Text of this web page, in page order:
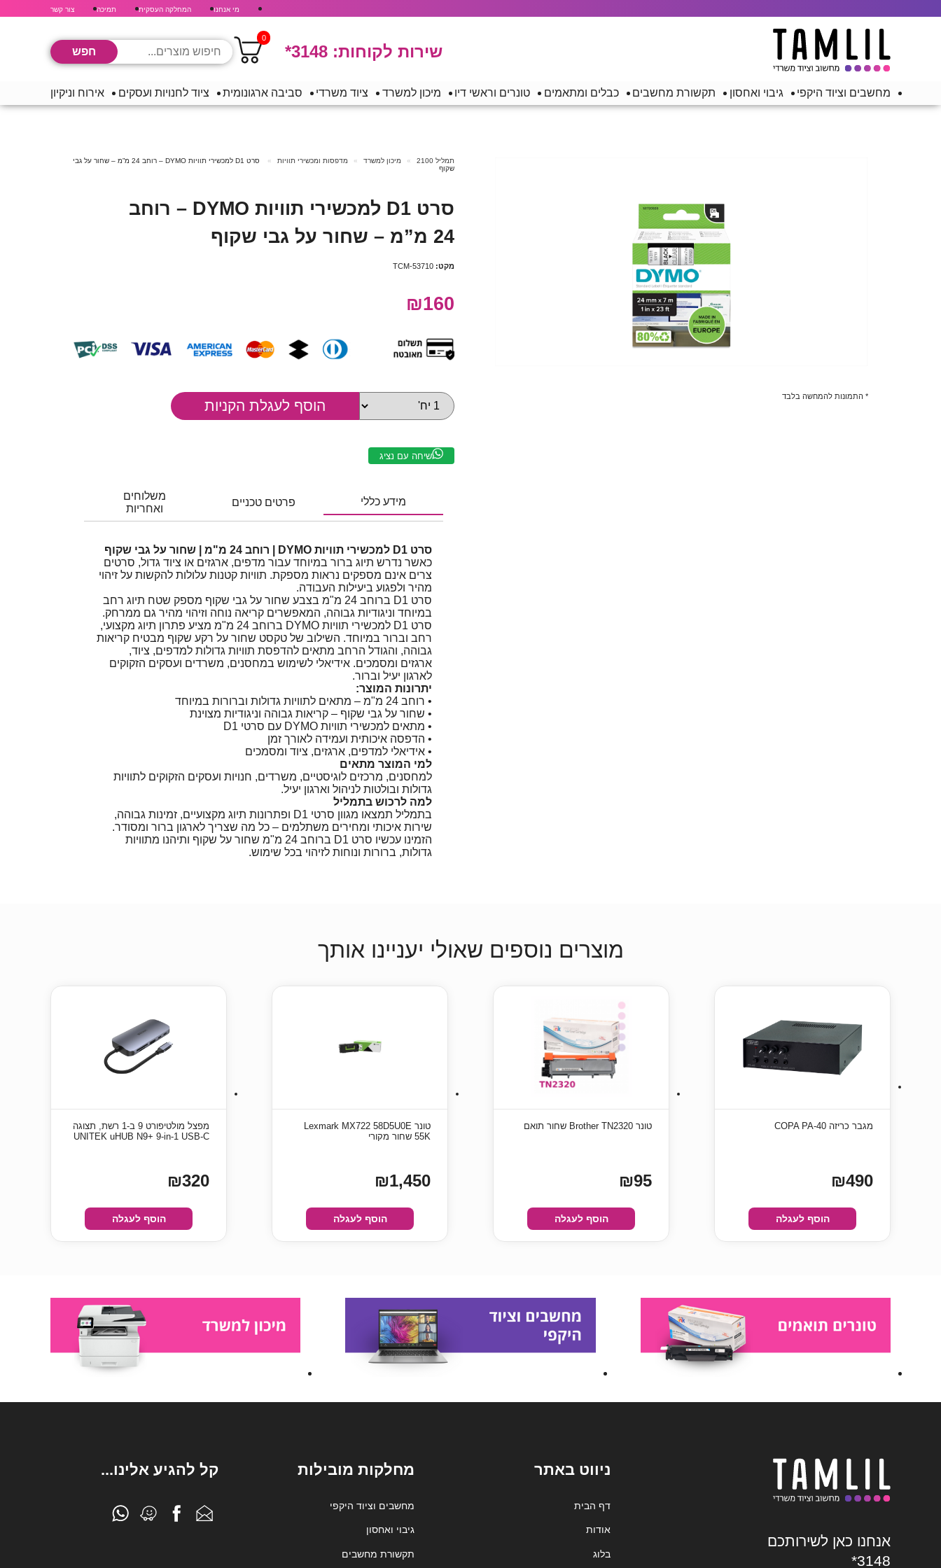
מי אנחנו המחלקה העסקית תמיכה צור קשר
שירות לקוחות: *3148
0
מחשבים וציוד היקפי גיבוי ואחסון תקשורת מחשבים כבלים ומתאמים טונרים וראשי דיו מיכון למשרד ציוד משרדי סביבה ארגונומית ציוד לחנויות ועסקים אירוח וניקיון
* התמונות להמחשה בלבד
תמליל 2100 מיכון למשרד מדפסות ומכשירי תוויות
סרט D1 למכשירי תוויות DYMO – רוחב 24 מ”מ – שחור על גבי
שקוף
סרט D1 למכשירי תוויות DYMO – רוחב
24 מ”מ – שחור על גבי שקוף
מקט: TCM-53710
₪160
שיחה עם נציג
מידע כללי פרטים טכניים
משלוחים
ואחריות
סרט D1 למכשירי תוויות DYMO | רוחב 24 מ"מ | שחור על גבי שקוף
כאשר נדרש תיוג ברור במיוחד עבור מדפים, ארגזים או ציוד גדול, סרטים
צרים אינם מספקים נראות מספקת. תוויות קטנות עלולות להקשות על זיהוי
מהיר ולפגוע ביעילות העבודה.
סרט D1 ברוחב 24 מ"מ בצבע שחור על גבי שקוף מספק שטח תיוג רחב
במיוחד וניגודיות גבוהה, המאפשרים קריאה נוחה וזיהוי מהיר גם ממרחק.
סרט D1 למכשירי תוויות DYMO ברוחב 24 מ"מ מציע פתרון תיוג מקצועי,
רחב וברור במיוחד. השילוב של טקסט שחור על רקע שקוף מבטיח קריאות
גבוהה, והגודל הרחב מתאים להדפסת תוויות גדולות למדפים, ציוד,
ארגזים ומסמכים. אידיאלי לשימוש במחסנים, משרדים ועסקים הזקוקים
לארגון יעיל וברור.
יתרונות המוצר:
• רוחב 24 מ"מ – מתאים לתוויות גדולות וברורות במיוחד
• שחור על גבי שקוף – קריאות גבוהה וניגודיות מצוינת
• מתאים למכשירי תוויות DYMO עם סרטי D1
• הדפסה איכותית ועמידה לאורך זמן
• אידיאלי למדפים, ארגזים, ציוד ומסמכים
למי המוצר מתאים
למחסנים, מרכזים לוגיסטיים, משרדים, חנויות ועסקים הזקוקים לתוויות
גדולות ובולטות לניהול וארגון יעיל.
למה לרכוש בתמליל
בתמליל תמצאו מגוון סרטי D1 ופתרונות תיוג מקצועיים, זמינות גבוהה,
שירות איכותי ומחירים משתלמים – כל מה שצריך לארגון ברור ומסודר.
הזמינו עכשיו סרט D1 ברוחב 24 מ"מ שחור על שקוף ותיהנו מתוויות
גדולות, ברורות ונוחות לזיהוי בכל שימוש.
מוצרים נוספים שאולי יעניינו אותך
מגבר כריזה COPA PA-40
₪490
הוסף לעגלה
טונר Brother TN2320 שחור תואם
₪95
הוסף לעגלה
טונר Lexmark MX722 58D5U0E
55K שחור מקורי
₪1,450
הוסף לעגלה
מפצל מולטיפורט 9 ב-1 רשת, תצוגה
UNITEK uHUB N9+ 9-in-1 USB-C
₪320
הוסף לעגלה
אנחנו כאן לשירותכם
*3148
ניווט באתר
דף הבית
אודות
בלוג
מחלקות מובילות
מחשבים וציוד היקפי
גיבוי ואחסון
תקשורת מחשבים
קל להגיע אלינו...